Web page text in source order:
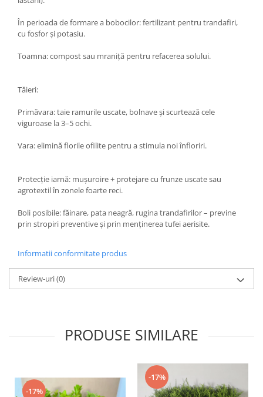
În perioada de formare a bobocilor: fertilizant pentru trandafiri,
cu fosfor și potasiu.
Toamna: compost sau mraniță pentru refacerea solului.
Tăieri:
Primăvara: taie ramurile uscate, bolnave și scurtează cele
viguroase la 3–5 ochi.
Vara: elimină florile ofilite pentru a stimula noi înfloriri.
Protecție iarnă: mușuroire + protejare cu frunze uscate sau
agrotextil în zonele foarte reci.
Boli posibile: făinare, pata neagră, rugina trandafirilor – previne
prin stropiri preventive și prin menținerea tufei aerisite.
Informatii conformitate produs
Review-uri(0)
PRODUSE SIMILARE
-17%
-17%